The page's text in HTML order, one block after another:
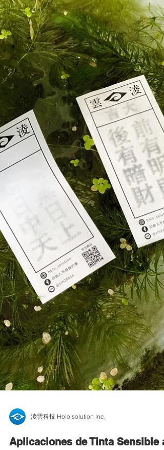
Texturizado | Holo Solution
Descubra cómo el Estampado Digital al Calor
crea capas metálicas multicolores conservando
la textura del papel de arte. Sin clichés (plates),
ideal para pósters de alta gama, tarjetas y
coleccionables IP de Holo Solution.